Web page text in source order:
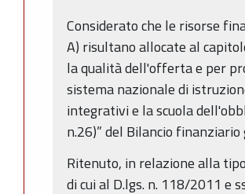
Considerato che le risorse
A) risultano allocate al
la qualità dell'offerta e per
sistema nazionale di
integrativi e la scuola
n.26)” del Bilancio
Ritenuto, in relazione alla
di cui al D.lgs. n. 118/2011 e